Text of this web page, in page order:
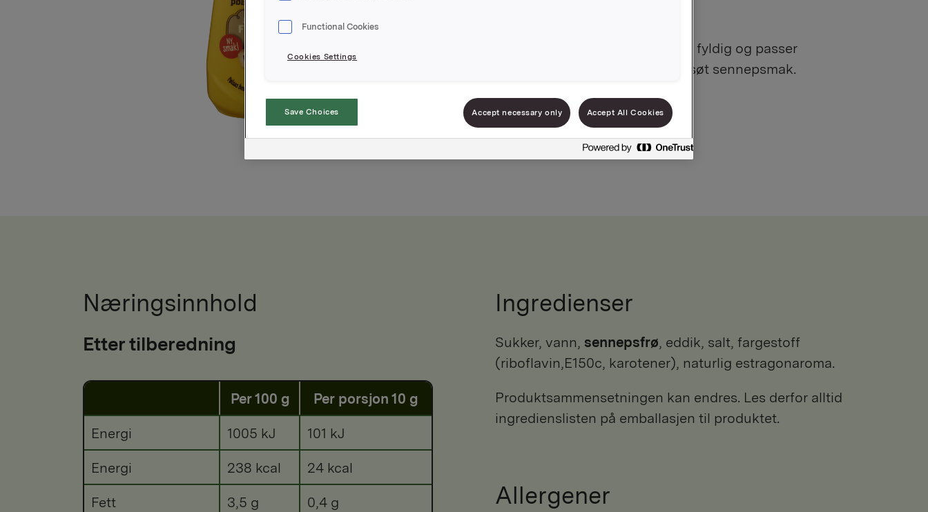
Perfekt på tur! Smaken er søt & fyldig og passer
perfekt for deg som ønsker en søt sennepsmak.
Næringsinnhold
Etter tilberedning
Per 100 g Per porsjon 10 g
Energi 1005 kJ 101 kJ
Energi 238 kcal 24 kcal
Fett 3,5 g 0,4 g
Ingredienser
sukker, vann, sennepsfrø, eddik, salt, fargestoff
(riboflavin,E150c, karotener), naturlig estragonaroma.
Produktsammensetningen kan endres. Les derfor alltid
ingredienslisten på emballasjen til produktet.
Allergener
Functional Cookies
Cookies Settings
Save Choices Accept necessary only Accept All Cookies